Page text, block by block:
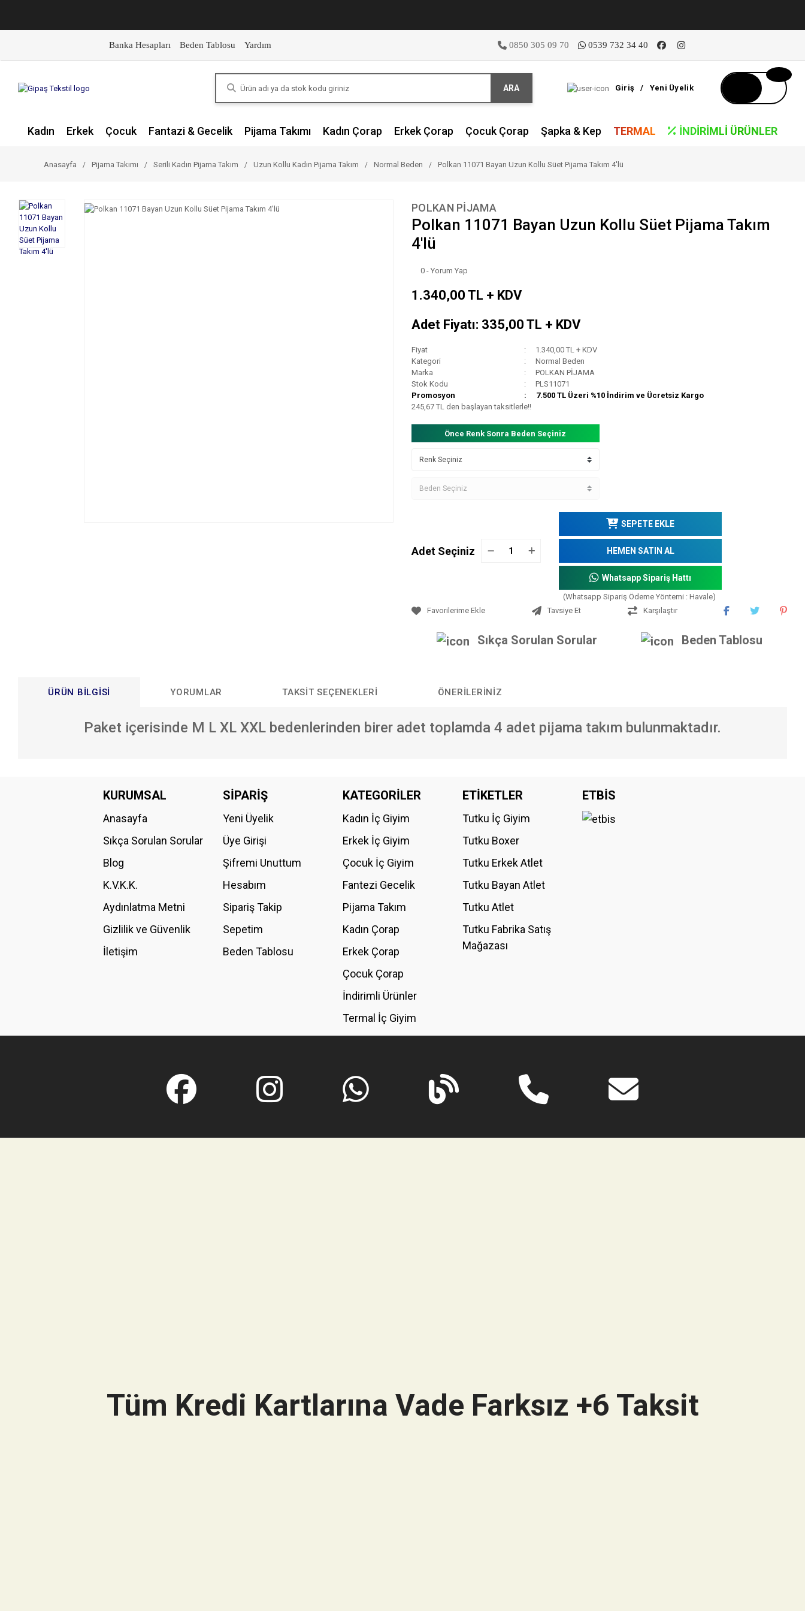
Banka Hesapları Beden Tablosu Yardım 0850 305 09 70 0539 732 34 40
ARA Giriş / Yeni Üyelik
Kadın Erkek Çocuk Fantazi & Gecelik Pijama Takımı Kadın Çorap Erkek Çorap Çocuk Çorap Şapka & Kep TERMAL İNDIRIMLI ÜRÜNLER
Anasayfa Pijama Takımı Serili Kadın Pijama Takım Uzun Kollu Kadın Pijama Takım Normal Beden Polkan 11071 Bayan Uzun Kollu Süet Pijama Takım 4'lü
POLKAN PİJAMA
Polkan 11071 Bayan Uzun Kollu Süet Pijama Takım
4'lü
0 - Yorum Yap
1.340,00 TL + KDV
Adet Fiyatı: 335,00 TL + KDV
Fiyat
1.340,00 TL + KDV
Kategori
Normal Beden
Marka
POLKAN PİJAMA
Stok Kodu
PLS11071
Promosyon
7.500 TL Üzeri %10 İndirim ve Ücretsiz Kargo
245,67 TL den başlayan taksitlerle!!
Önce Renk Sonra Beden Seçiniz
Adet Seçiniz
SEPETE EKLE
HEMEN SATIN AL
Whatsapp Sipariş Hattı
(Whatsapp Sipariş Ödeme Yöntemi : Havale)
Tavsiye Et
Karşılaştır
Sıkça Sorulan Sorular Beden Tablosu
ÜRÜN BILGISI YORUMLAR TAKSIT SEÇENEKLERI ÖNERILERINIZ
Paket içerisinde M L XL XXL bedenlerinden birer adet toplamda 4 adet pijama takım bulunmaktadır.
Bu ürüne ilk yorumu siz yapın!
Ürün resmi kalitesiz, bozuk veya görüntülenemiyor.
Ürün fiyatı diğer sitelerden daha pahalı.
Bu ürüne benzer farklı alternatifler olmalı.
KURUMSAL
Anasayfa
Sıkça Sorulan Sorular
Blog
K.V.K.K.
Aydınlatma Metni
Gizlilik ve Güvenlik
İletişim
SİPARİŞ
Yeni Üyelik
Üye Girişi
Şifremi Unuttum
Hesabım
Sipariş Takip
Sepetim
Beden Tablosu
KATEGORİLER
Kadın İç Giyim
Erkek İç Giyim
Çocuk İç Giyim
Fantezi Gecelik
Pijama Takım
Kadın Çorap
Erkek Çorap
Çocuk Çorap
İndirimli Ürünler
Termal İç Giyim
ETİKETLER
Tutku İç Giyim
Tutku Boxer
Tutku Erkek Atlet
Tutku Bayan Atlet
Tutku Atlet
Tutku Fabrika Satış
Mağazası
ETBİS
Tüm Kredi Kartlarına Vade Farksız +6 Taksit